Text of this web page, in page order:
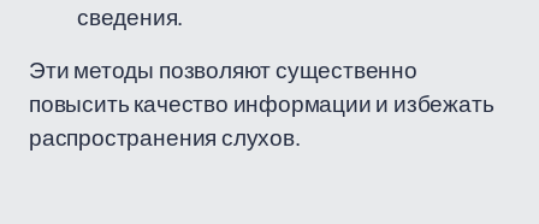
сведения.
Эти методы позволяют существенно
повысить качество информации и избежать
распространения слухов.